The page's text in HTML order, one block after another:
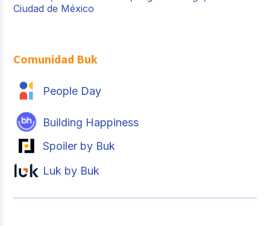
Ciudad de México
Comunidad Buk
People Day
Building Happiness
Spoiler by Buk
Luk by Buk